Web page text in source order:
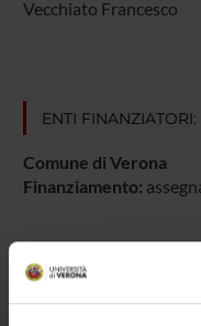
Vecchiato Francesco
ENTI FINANZIATORI:
Comune di Verona
Finanziamento:
PARTECIPANTI AL